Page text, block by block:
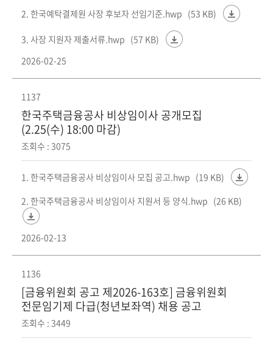
2. 한국예탁결제원 사장 후보자 선임기준.hwp (53 KB)
3. 사장 지원자 제출서류.hwp (57 KB)
2026-02-25
1137
한국주택금융공사 비상임이사 공개모집
(2.25(수) 18:00 마감)
조회수 : 3075
1. 한국주택금융공사 비상임이사 모집 공고.hwp (19 KB)
2. 한국주택금융공사 비상임이사 지원서 등 양식.hwp (26 KB)
2026-02-13
1136
[금융위원회 공고 제2026-163호] 금융위원회
전문임기제 다급(청년보좌역) 채용 공고
조회수 : 3449